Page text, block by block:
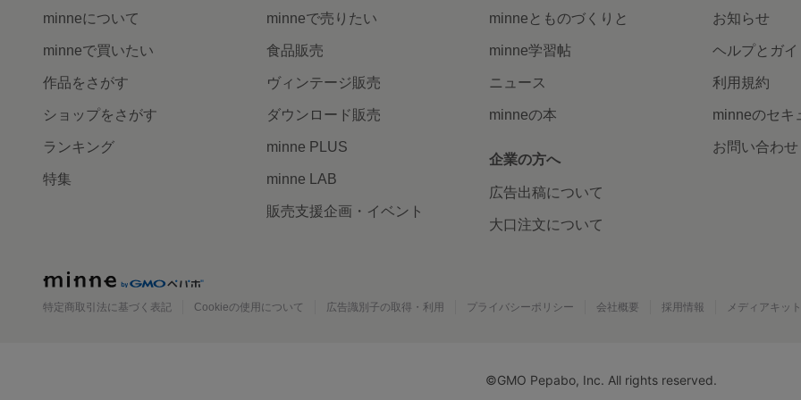
minneについて
minneで買いたい
作品をさがす
ショップをさがす
ランキング
特集
minneで売りたい
食品販売
ヴィンテージ販売
ダウンロード販売
minne PLUS
minne LAB
販売支援企画・イベント
minneとものづくりと
minne学習帖
ニュース
minneの本
企業の方へ
広告出稿について
大口注文について
お知らせ
ヘルプとガイ
利用規約
minneのセキ
お問い合わせ
特定商取引法に基づく表記 Cookieの使用について 広告識別子の取得・利用 プライバシーポリシー 会社概要 採用情報 メディアキット
©GMO Pepabo, Inc. All rights reserved.